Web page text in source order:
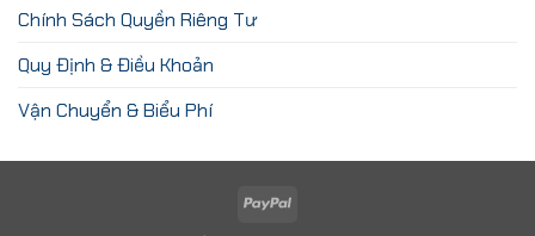
Chính Sách Quyền Riêng Tư
Quy Định & Điều Khoản
Vận Chuyển & Biểu Phí
PayPal